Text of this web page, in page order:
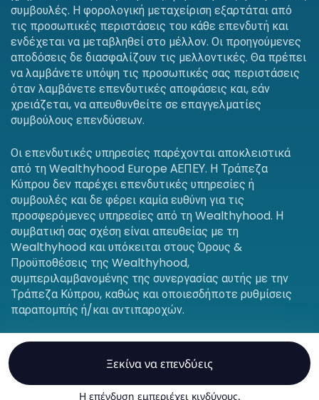
συμβουλές. Η φορολογική μεταχείριση εξαρτάται από
τις προσωπικές περιστάσεις του κάθε επενδυτή και
ενδέχεται να μεταβληθεί στο μέλλον. Οι προηγούμενες
αποδόσεις δε διασφαλίζουν τις μελλοντικές. Θα πρέπει
να λαμβάνετε υπόψη τις προσωπικές σας περιστάσεις
όταν λαμβάνετε επενδυτικές αποφάσεις και, εάν
χρειάζεται, να απευθυνθείτε σε επαγγελματίες
συμβούλους επενδύσεων.
Οι επενδυτικές υπηρεσίες παρέχονται αποκλειστικά
από τη Wealthyhood Europe ΑΕΠΕΥ. Η Τράπεζα
Κύπρου δεν παρέχει επενδυτικές υπηρεσίες ή
συμβουλές και δε φέρει καμία ευθύνη για τις
προσφερόμενες υπηρεσίες από τη Wealthyhood. Η
συμβατική σας σχέση είναι απευθείας με τη
Wealthyhood και υπόκειται στους Όρους &
Προϋποθέσεις της Wealthyhood,
συμπεριλαμβανομένης της συνεργασίας αυτής με την
Τράπεζα Κύπρου, καθώς και οποιεσδήποτε ρυθμίσεις
παραπομπής ή/και αντιπαροχών.
© Wealthyhood 2026. Με επιφύλαξη παντός
δικαιώματος.
Ξεκίνα να επενδύεις
Η επένδυση εμπεριέχει κινδύνους.